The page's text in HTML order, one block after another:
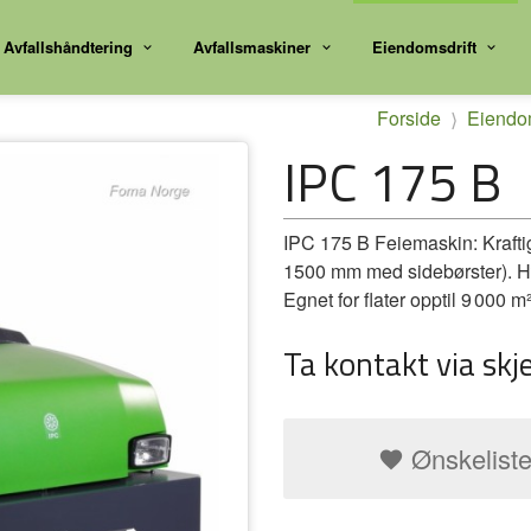
Avfallshåndtering Avfallsmaskiner Eiendomsdrift
Forside
IPC 175 B
IPC 175 B Feiemaskin:
1500 mm med sidebørster).
Egnet for flater opptil 9 000
Ta kontakt via
Ønskeliste